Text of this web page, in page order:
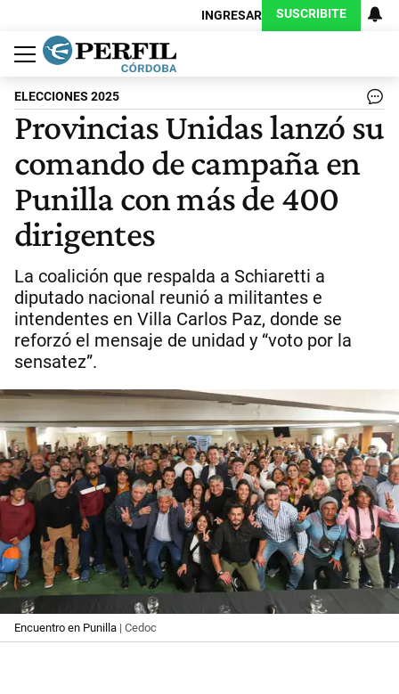
INGRESAR SUSCRIBITE
Política
Economía
Judiciales
Sociedad
Cultura
Espectáculos
Deportes
Protagonistas
ELECCIONES 2025
Provincias Unidas lanzó su
comando de campaña en
Punilla con más de 400
dirigentes
La coalición que respalda a Schiaretti a
diputado nacional reunió a militantes e
intendentes en Villa Carlos Paz, donde se
reforzó el mensaje de unidad y “voto por la
sensatez”.
Encuentro en Punilla | Cedoc